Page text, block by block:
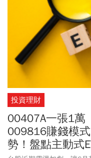
投資理財
00407A一張1萬
009816賺錢模
勢！盤點主動式